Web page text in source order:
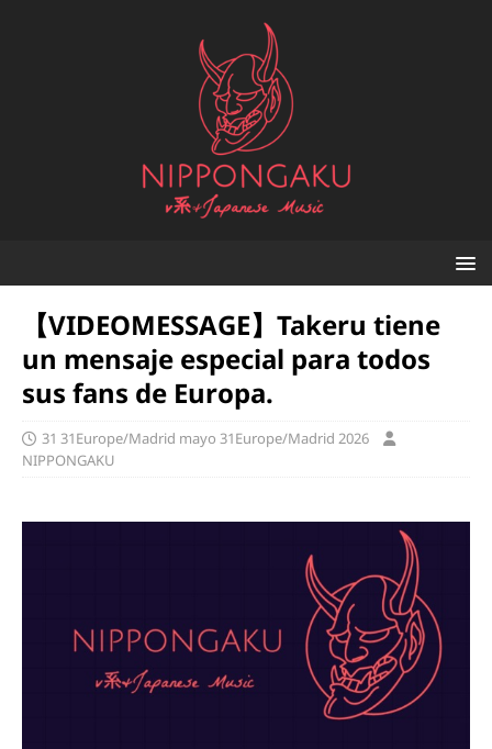
【VIDEOMESSAGE】Takeru tiene
un mensaje especial para todos
sus fans de Europa.
31 31Europe/Madrid mayo 31Europe/Madrid 2026
NIPPONGAKU